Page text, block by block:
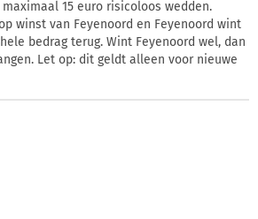
15 euro risicoloos wedden.
winst van Feyenoord en Feyenoord wint
bedrag terug. Wint Feyenoord wel, dan
Let op: dit geldt alleen voor nieuwe